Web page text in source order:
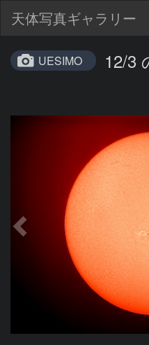
天体写真ギャラリー
UESIMO 12/3